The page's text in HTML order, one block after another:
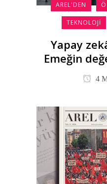
AREL'DEN
TEKNOLOJI
Yapay
Emeğin
4